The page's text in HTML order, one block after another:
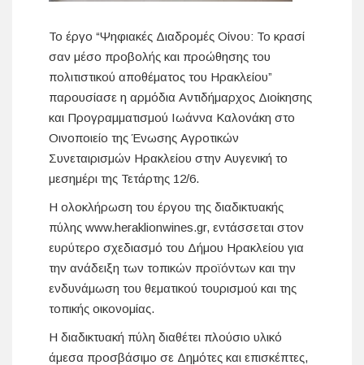
Το έργο “Ψηφιακές Διαδρομές Οίνου: Το κρασί
σαν μέσο προβολής και προώθησης του
πολιτιστικού αποθέματος του Ηρακλείου”
παρουσίασε η αρμόδια Αντιδήμαρχος Διοίκησης
και Προγραμματισμού Ιωάννα Καλονάκη στο
Οινοποιείο της Ένωσης Αγροτικών
Συνεταιρισμών Ηρακλείου στην Αυγενική το
μεσημέρι της Τετάρτης 12/6.
Η ολοκλήρωση του έργου της διαδικτυακής
πύλης www.heraklionwines.gr, εντάσσεται στον
ευρύτερο σχεδιασμό του Δήμου Ηρακλείου για
την ανάδειξη των τοπικών προϊόντων και την
ενδυνάμωση του θεματικού τουρισμού και της
τοπικής οικονομίας.
Η διαδικτυακή πύλη διαθέτει πλούσιο υλικό
άμεσα προσβάσιμο σε Δημότες και επισκέπτες,